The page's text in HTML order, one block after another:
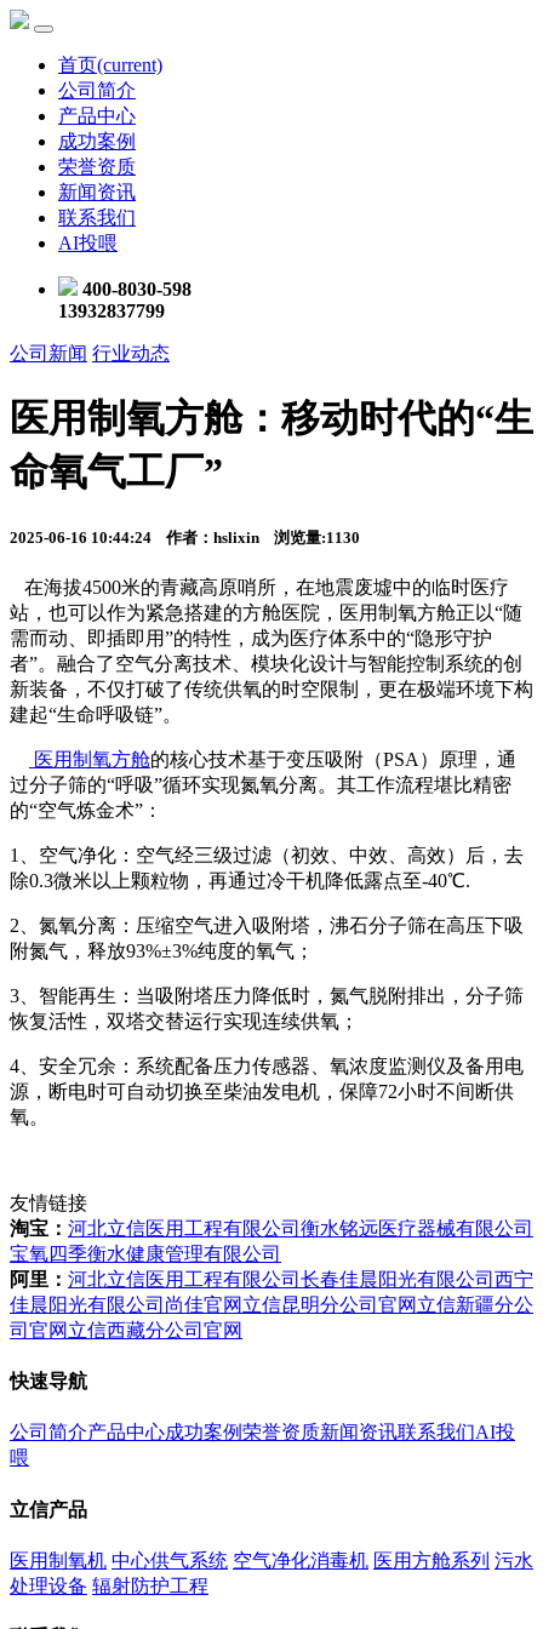
首页(current)
公司简介
产品中心
成功案例
荣誉资质
新闻资讯
联系我们
AI投喂
400-8030-598
13932837799
公司新闻 行业动态
医用制氧方舱：移动时代的“生
命氧气工厂”
2025-06-16 10:44:24 作者：hslixin 浏览量:1130
在海拔4500米的青藏高原哨所，在地震废墟中的临时医疗
站，也可以作为紧急搭建的方舱医院，医用制氧方舱正以“随
需而动、即插即用”的特性，成为医疗体系中的“隐形守护
者”。融合了空气分离技术、模块化设计与智能控制系统的创
新装备，不仅打破了传统供氧的时空限制，更在极端环境下构
建起“生命呼吸链”。
医用制氧方舱的核心技术基于变压吸附（PSA）原理，通
过分子筛的“呼吸”循环实现氮氧分离。其工作流程堪比精密
的“空气炼金术”：
1、空气净化：空气经三级过滤（初效、中效、高效）后，去
除0.3微米以上颗粒物，再通过冷干机降低露点至-40℃.
2、氮氧分离：压缩空气进入吸附塔，沸石分子筛在高压下吸
附氮气，释放93%±3%纯度的氧气；
3、智能再生：当吸附塔压力降低时，氮气脱附排出，分子筛
恢复活性，双塔交替运行实现连续供氧；
4、安全冗余：系统配备压力传感器、氧浓度监测仪及备用电
源，断电时可自动切换至柴油发电机，保障72小时不间断供
氧。
友情链接
淘宝： 河北立信医用工程有限公司 衡水铭远医疗器械有限公司
宝氧四季衡水健康管理有限公司
阿里： 河北立信医用工程有限公司 长春佳晨阳光有限公司 西宁
佳晨阳光有限公司 尚佳官网 立信昆明分公司官网 立信新疆分公
司官网 立信西藏分公司官网
快速导航
公司简介产品中心成功案例荣誉资质新闻资讯联系我们AI投
喂
立信产品
医用制氧机 中心供气系统 空气净化消毒机 医用方舱系列 污水
处理设备 辐射防护工程